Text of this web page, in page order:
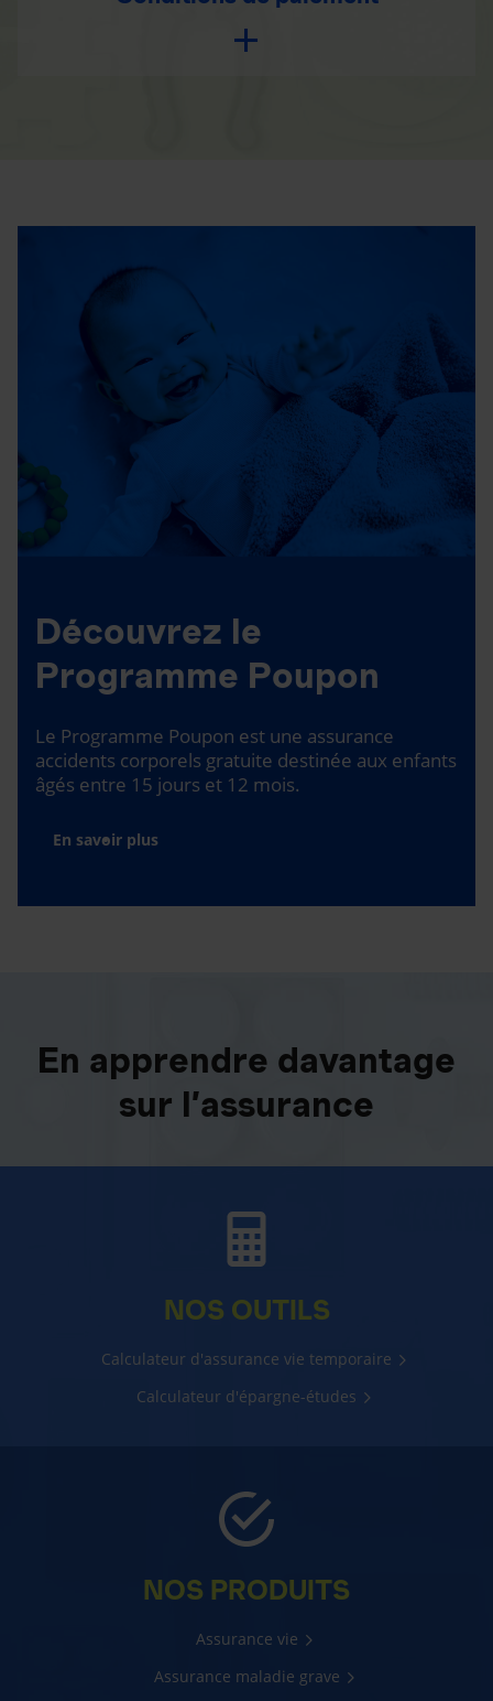
Découvrez le
Programme Poupon
Le Programme Poupon est une assurance
accidents corporels gratuite destinée aux enfants
âgés entre 15 jours et 12 mois.
En savoir plus
En apprendre davantage
sur l’assurance
NOS OUTILS
Calculateur d'assurance vie temporaire
Calculateur d'épargne-études
NOS PRODUITS
Assurance vie
Assurance maladie grave